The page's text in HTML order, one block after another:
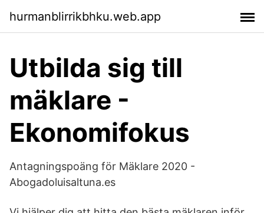
hurmanblirrikbhku.web.app
Utbilda sig till
mäklare -
Ekonomifokus
Antagningspoäng för Mäklare 2020 -
Abogadoluisaltuna.es